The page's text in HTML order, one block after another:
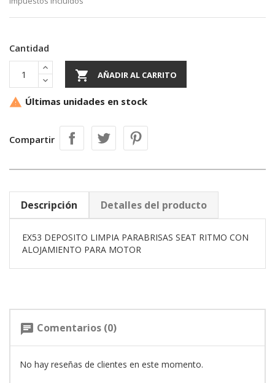
Cantidad
 AÑADIR AL CARRITO
 Últimas unidades en stock
Compartir
Descripción Detalles del producto
EX53 DEPOSITO LIMPIA PARABRISAS SEAT RITMO CON
ALOJAMIENTO PARA MOTOR
chat Comentarios (0)
No hay reseñas de clientes en este momento.